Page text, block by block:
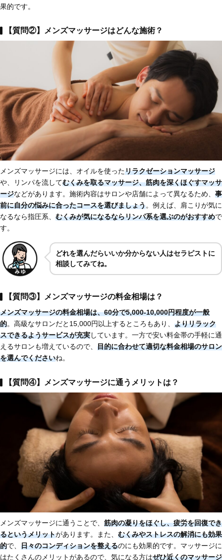
果的です。
【質問②】メンズマッサージはどんな施術？
メンズマッサージには、オイルを使ったリラクゼーションマッサージ
や、リンパを流してむくみを取るマッサージ、筋肉を深くほぐすマッサ
ージなどがあります。施術内容はサロンや店舗によって異なるため、 事
前に自分の悩みに合ったコースを選びましょう。例えば、肩こりが気に
なるなら指圧系、 むくみが気になるならリンパ系を選ぶのがおすすめで
す。
どれを選んだらいいか分からない人はセラピストに
相談してみてね。
【質問③】メンズマッサージの料金相場は？
メンズマッサージの料金相場は、60分で5,000-10,000円程度が一般
的。高級なサロンだと15,000円以上するところもあり、 よりリラック
スできるようサービスが充実しています。一方で安い料金帯の手軽に通
えるサロンも増えているので、 目的に合わせて適切な料金相場のサロン
を選んでくださいね。
【質問④】メンズマッサージに通うメリットは？
メンズマッサージに通うことで、 筋肉の凝りをほぐし、疲労を回復でき
るというメリットがあります。また、 むくみやストレスの解消にも効果
的で、 日々のコンディションを整えるのにも効果的です。マッサージに
はたくさんのメリットがあるので、気になる方はぜひ近くのマッサージ